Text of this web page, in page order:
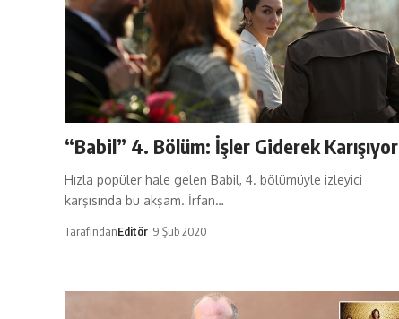
“Babil” 4. Bölüm: İşler Giderek Karışıyor
Hızla popüler hale gelen Babil, 4. bölümüyle izleyici
karşısında bu akşam. İrfan…
TarafındanEditör 9 Şub 2020